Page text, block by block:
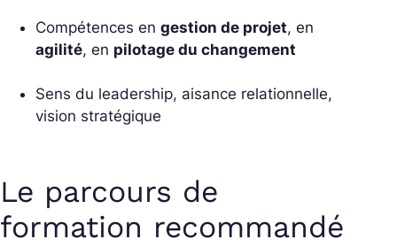
Compétences en gestion de projet, en
agilité, en pilotage du changement
Sens du leadership, aisance relationnelle,
vision stratégique
Le parcours de
formation recommandé